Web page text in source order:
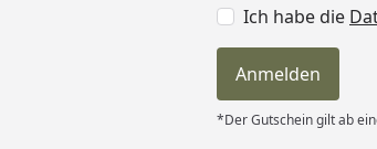
Ich habe die
Anmelden
*Der Gutschein gilt ab